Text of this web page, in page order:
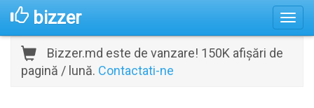
bizzer
Bizzer.md este de vanzare! 150K afișări de
pagină / lună. Contactati-ne